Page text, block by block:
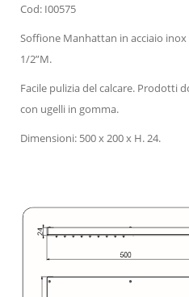
Cod: I00575
Soffione Manhattan in acciaio
1/2”M.
Facile pulizia del calcare. Prodotti
con ugelli in gomma.
Dimensioni: 500 x 200 x H. 24.